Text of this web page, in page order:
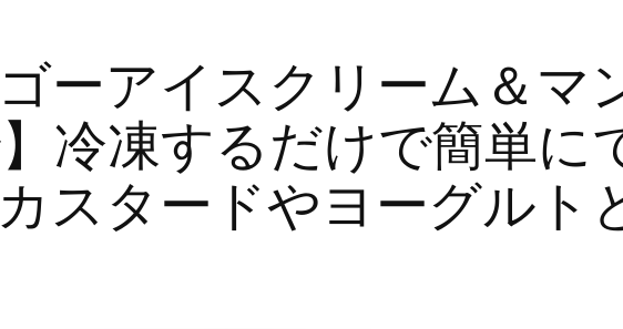
ーアイスクリーム＆マ
冷凍するだけで簡単に
スタードやヨーグルト